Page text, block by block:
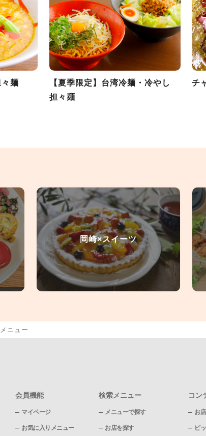
麺
【夏季限定】台湾冷麺・冷やし
担々麺
チ
岡崎×スイーツ
ニュー
会員機能
マイページ
お気に入りメニュー
検索メニュー
メニューで探す
お店を探す
コン
お
ピ